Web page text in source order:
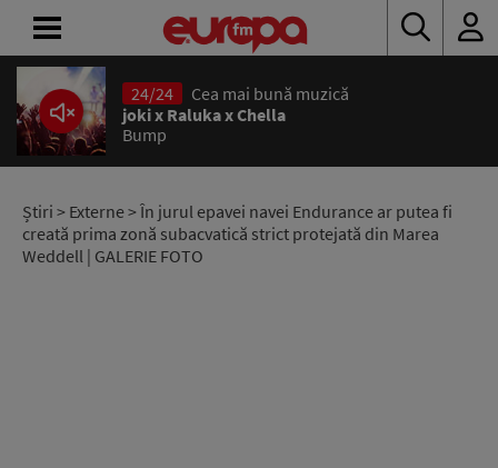
24/24
Cea mai bună muzică
joki x Raluka x Chella
Bump
Știri > Externe> În jurul epavei navei Endurance ar putea fi
creată prima zonă subacvatică strict protejată din Marea
Weddell | GALERIE FOTO
ACASĂ
ȘTIRI
RADIO
CONCURSURI